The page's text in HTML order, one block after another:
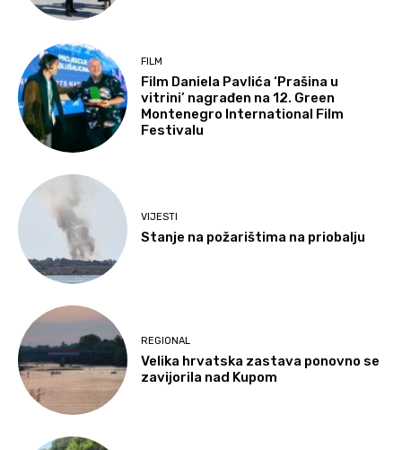
FILM
Film Daniela Pavlića ‘Prašina u
vitrini’ nagrađen na 12. Green
Montenegro International Film
Festivalu
VIJESTI
Stanje na požarištima na priobalju
REGIONAL
Velika hrvatska zastava ponovno se
zavijorila nad Kupom